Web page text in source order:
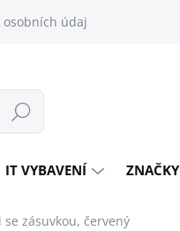
údajů
Hledat
IT VYBAVENÍ ZNAČKY
zásuvkou, červený